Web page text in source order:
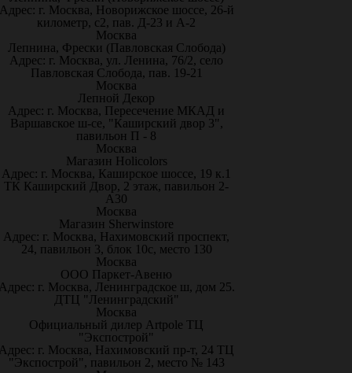
г. Москва, Новорижское шоссе, 26-й
километр, с2, пав. Д-23 и А-2
Москва
Лепнина, Фрески (Павловская Слобода)
Адрес: г. Москва, ул. Ленина, 76/2, село
Павловская Слобода, пав. 19-21
Москва
Лепной Декор
Адрес: г. Москва, Пересечение МКАД и
Варшавское ш-се, "Каширский двор 3",
павильон П - 8
Москва
Магазин Holicolors
Адрес: г. Москва, Каширское шоссе, 19 к.1
ТК Каширский Двор, 2 этаж, павильон 2-
А30
Москва
Магазин Sherwinstore
Адрес: г. Москва, Нахимовский проспект,
24, павильон 3, блок 10с, место 130
Москва
ООО Паркет-Авeню
г. Москва, Ленинградское ш, дом 25.
ДТЦ "Ленинградский"
Москва
Официальный дилер Artpole ТЦ
"Экспострой"
г. Москва, Нахимовский пр-т, 24 ТЦ
"Экспострой", павильон 2, место № 143